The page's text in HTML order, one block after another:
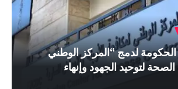
الحكومة لدمج “المركز الوطني
الصحة لتوحيد الجهود وإنهاء